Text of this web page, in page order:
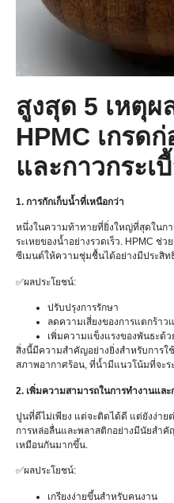
สูงสุด 5 เหตุผ
HPMC เกรด
และกาวกระเ
1. การกักเก็บน้ำที่เหนือกว่า
หนึ่งในความท้าทายที่ยิ่งใหญ่ที่สุดในก
ระเหยของน้ำอย่างรวดเร็ว. HPMC ช่
ซีเมนต์ให้ความชุ่มชื้นได้อย่างมีประสิ
✅ผลประโยชน์:
ปรับปรุงการรักษา
ลดความเสี่ยงของการแตกร้าว
เพิ่มความแข็งแรงของพันธะด้
สิ่งนี้มีความสำคัญอย่างยิ่งสำหรับการใ
สภาพอากาศร้อน, ที่น้ำมีแนวโน้มที่จะระ
2. เพิ่มความสามารถในการทำงานแล
ปูนที่ดีไม่เพียง แต่จะติดได้ดี แต่ยังง่าย
การหล่อลื่นและพลาสติกอย่างมีนัยสำ
เหมือนกันมากขึ้น.
✅ผลประโยชน์:
เกรียงง่ายขึ้นสำหรับคนงาน